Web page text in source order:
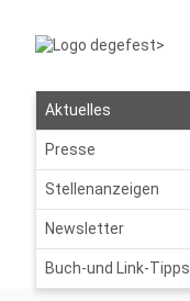
Aktuelles
Presse
Stellenanzeigen
Newsletter
Buch-und Link-Tipps